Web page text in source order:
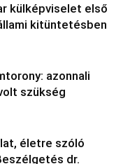
külképviselet első
kitüntetésben
azonnali
szükség
életre szóló
dr.